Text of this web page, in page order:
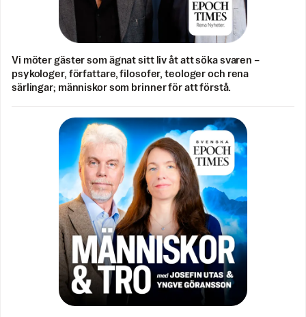
Vi möter gäster som ägnat sitt liv åt att söka svaren –
psykologer, författare, filosofer, teologer och rena
särlingar; människor som brinner för att förstå.